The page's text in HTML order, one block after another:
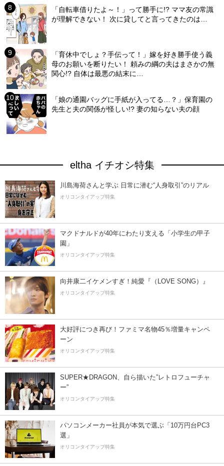
「自転車借りたよ～！」って勝手に!? ママ友の常識
が理解できない！ 次に貸してと言ってきたのは…
「育休中でしょ？手伝って！」嫁を好き勝手使う義
母のお願いを断りたい！ 頼みの綱の夫はまさかの無
関心!? 自体は最悪の結末に…
「娘の通園バッグに手紙が入ってる…？」保育園の
先生と夫の関係が怪しい!? 妻の知らない夫の顔
eltha イチオシ特集
川島海荷さんと学ぶ 日常に潜む“人身取引”のリアル
オリコンタイアップ特集
マクドナルドが40年にわたり支える「小学生の甲子
園」
オリコンタイアップ特集
向井康二イケメンすぎ！純愛『（LOVE SONG）』
オリコンタイアップ特集
大好評につき再び！ファミマ名物45％増量キャンペ
ーン
オリコンタイアップ特集
SUPER★DRAGON、自ら描いた”レトロフューチャ
ー”
オリコンタイアップ特集
パソコンメーカー社員が本気で選ぶ「10万円台PC3
選」
オリコンタイアップ特集